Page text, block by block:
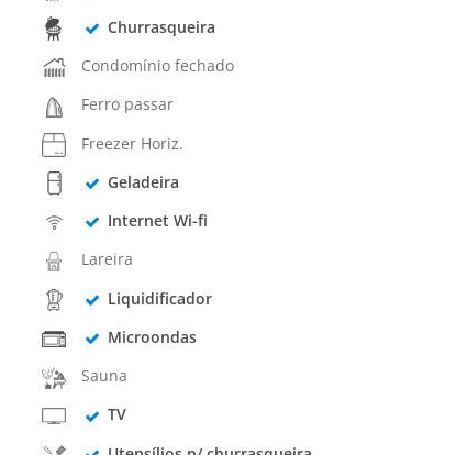
Churrasqueira
Condomínio fechado
Ferro passar
Freezer Horiz.
Geladeira
Internet Wi-fi
Lareira
Liquidificador
Microondas
Sauna
TV